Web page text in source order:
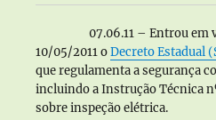
07.06.11 – Entrou em
10/05/2011 oDecreto Estadual
que regulamenta a segurança
incluindo a Instrução Técnica
sobre inspeção elétrica.